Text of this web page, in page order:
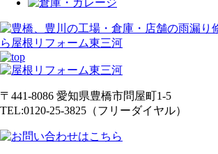
〒441-8086 愛知県豊橋市問屋町1-5
TEL:0120-25-3825（フリーダイヤル）